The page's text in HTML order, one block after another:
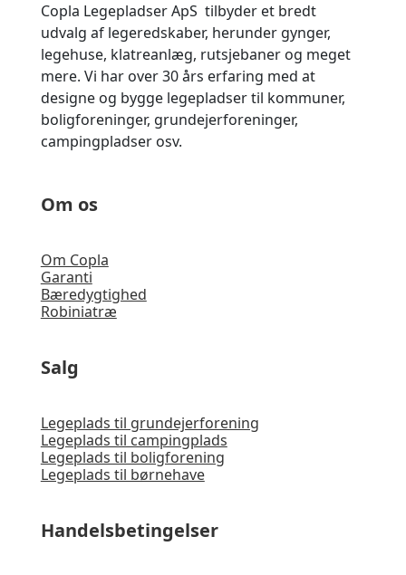
Copla Legepladser ApS tilbyder et bredt
udvalg af legeredskaber, herunder gynger,
legehuse, klatreanlæg, rutsjebaner og meget
mere. Vi har over 30 års erfaring med at
designe og bygge legepladser til kommuner,
boligforeninger, grundejerforeninger,
campingpladser osv.
Om os
Om Copla
Garanti
Bæredygtighed
Robiniatræ
Salg
Legeplads til grundejerforening
Legeplads til campingplads
Legeplads til boligforening
Legeplads til børnehave
Handelsbetingelser